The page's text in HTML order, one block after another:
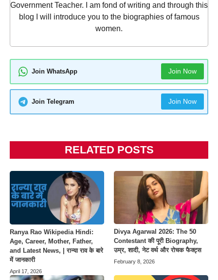
Government Teacher. I am fond of writing and through this
blog I will introduce you to the biographies of famous
women.
Join WhatsApp Join Now
Join Telegram Join Now
RELATED POSTS
Ranya Rao Wikipedia Hindi:
Age, Career, Mother, Father,
and Latest News, | रान्या राव के बारे
में जानकारी
April 17, 2026
Divya Agarwal 2026: The 50
Contestant की पूरी Biography,
उम्र, शादी, नेट वर्थ और रोचक फैक्ट्स
February 8, 2026